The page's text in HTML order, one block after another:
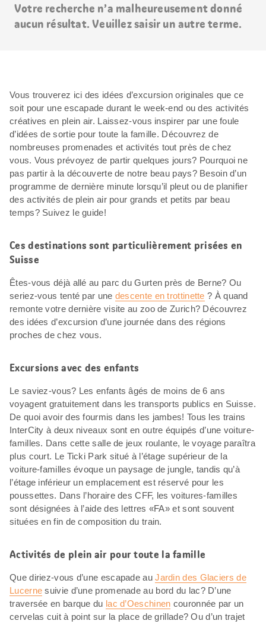
Votre recherche n’a malheureusement donné
aucun résultat. Veuillez saisir un autre terme.
Vous trouverez ici des idées d’excursion originales que ce
soit pour une escapade durant le week-end ou des activités
créatives en plein air. Laissez-vous inspirer par une foule
d’idées de sortie pour toute la famille. Découvrez de
nombreuses promenades et activités tout près de chez
vous. Vous prévoyez de partir quelques jours? Pourquoi ne
pas partir à la découverte de notre beau pays? Besoin d’un
programme de dernière minute lorsqu’il pleut ou de planifier
des activités de plein air pour grands et petits par beau
temps? Suivez le guide!
Ces destinations sont particulièrement prisées en
Suisse
Êtes-vous déjà allé au parc du Gurten près de Berne? Ou
seriez-vous tenté par une descente en trottinette ? À quand
remonte votre dernière visite au zoo de Zurich? Découvrez
des idées d’excursion d’une journée dans des régions
proches de chez vous.
Excursions avec des enfants
Le saviez-vous? Les enfants âgés de moins de 6 ans
voyagent gratuitement dans les transports publics en Suisse.
De quoi avoir des fourmis dans les jambes! Tous les trains
InterCity à deux niveaux sont en outre équipés d’une voiture-
familles. Dans cette salle de jeux roulante, le voyage paraîtra
plus court. Le Ticki Park situé à l’étage supérieur de la
voiture-familles évoque un paysage de jungle, tandis qu’à
l’étage inférieur un emplacement est réservé pour les
poussettes. Dans l’horaire des CFF, les voitures-familles
sont désignées à l’aide des lettres «FA» et sont souvent
situées en fin de composition du train.
Activités de plein air pour toute la famille
Que diriez-vous d’une escapade auJardin des Glaciers de
Lucerne suivie d’une promenade au bord du lac? D’une
traversée en barque du lac d’Oeschinen couronnée par un
cervelas cuit à point sur la place de grillade? Ou d’un trajet